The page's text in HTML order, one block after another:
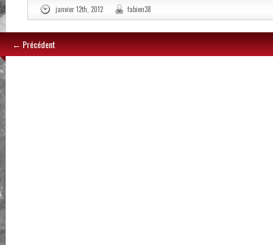
janvier 12th, 2012 fabien38
← Précédent